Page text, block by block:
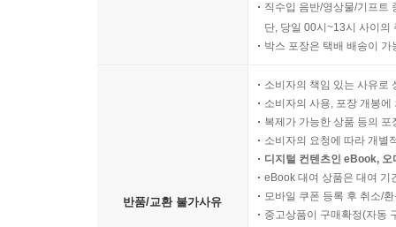
직수입 음반/영상물/기프트
단, 당일 00시~13시 사이의
박스 포장은 택배 배송이
반품/교환 불가사유
소비자의 책임 있는 사유로
소비자의 사용, 포장 개봉
복제가 가능한 상품 등의
소비자의 요청에 따라 개별
디지털 컨텐츠인 eBook,
eBook 대여 상품은 대여 기
모바일 쿠폰 등록 후 취소/
중고상품이 구매확정(자동